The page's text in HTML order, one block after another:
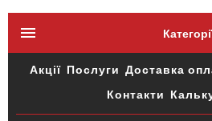
Акції Послуги Доставка
Контакти